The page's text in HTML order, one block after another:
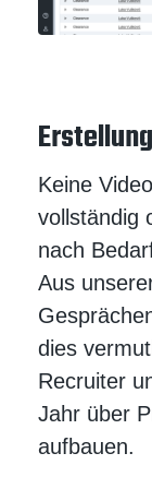
Keine
vollständig
nach
Aus
dies
Recruiter
Jahr über
aufbauen.